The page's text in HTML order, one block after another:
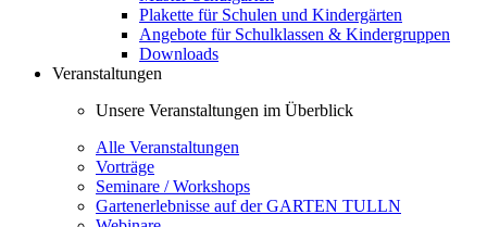
Plakette für Schulen und Kindergärten
Angebote für Schulklassen & Kindergruppen
Downloads
Veranstaltungen
Unsere Veranstaltungen im Überblick
Alle Veranstaltungen
Vorträge
Seminare / Workshops
Gartenerlebnisse auf der GARTEN TULLN